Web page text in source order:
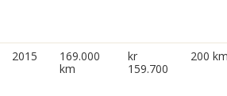
2015
169.000
km
kr
159.700
200 km